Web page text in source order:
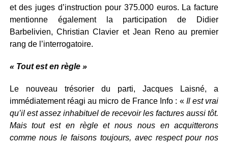
et des juges d’instruction pour 375.000 euros. La facture
mentionne également la participation de Didier
Barbelivien, Christian Clavier et Jean Reno au premier
rang de l’interrogatoire.
« Tout est en règle »
Le nouveau trésorier du parti, Jacques Laisné, a
immédiatement réagi au micro de France Info : «Il est vrai
qu’il est assez inhabituel de recevoir les factures aussi tôt.
Mais tout est en règle et nous nous en acquitterons
comme nous le faisons toujours, avec respect pour nos